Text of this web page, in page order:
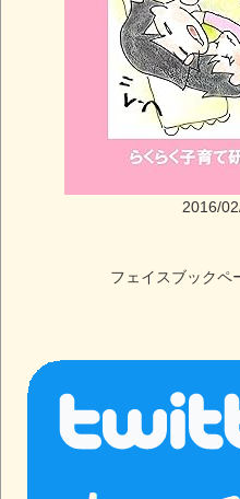
2016/
フェイスブックペ